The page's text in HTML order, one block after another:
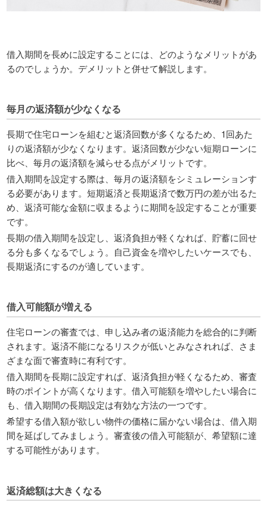
借入期間を長めに設定することには、どのようなメリットがあ
るのでしょうか。デメリットと併せて解説します。
毎月の返済額が少なくなる
長期で住宅ローンを組むと返済回数が多くなるため、1回あた
りの返済額が少なくなります。返済回数が少ない短期ローンに
比べ、毎月の返済額を減らせる点がメリットです。
借入期間を設定する際は、毎月の返済額をシミュレーションす
る必要があります。短期返済と長期返済で数万円の差が出るた
め、返済可能な金額に収まるように期間を設定することが重要
です。
長期の借入期間を設定し、返済負担が軽くなれば、貯蓄に回せ
る分も多くなるでしょう。自己資金を増やしたいケースでも、
長期返済にするのが適しています。
借入可能額が増える
住宅ローンの審査では、申し込み者の返済能力を総合的に判断
されます。返済不能になるリスクが低いとみなされれば、さま
ざまな面で審査時に有利です。
借入期間を長期に設定すれば、返済負担が軽くなるため、審査
時のポイントが高くなります。借入可能額を増やしたい場合に
も、借入期間の長期設定は有効な方法の一つです。
希望する借入額が欲しい物件の価格に届かない場合は、借入期
間を延ばしてみましょう。審査後の借入可能額が、希望額に達
する可能性があります。
返済総額は大きくなる